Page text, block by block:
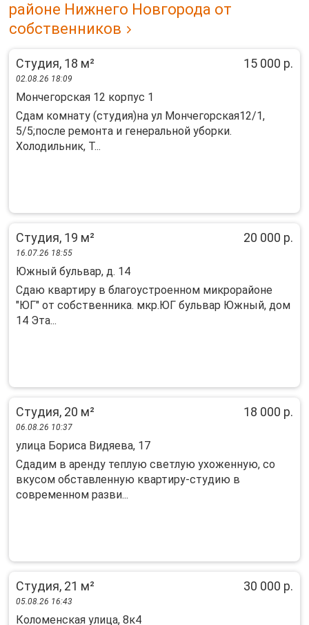
районе Нижнего Новгорода от
собственников
Студия, 18 м² 15 000 р.
02.08.26 18:09
Мончегорская 12 корпус 1
Сдам комнату (студия)на ул Мончегорская12/1,
5/5;после ремонта и генеральной уборки.
Холодильник, Т...
Студия, 19 м² 20 000 р.
16.07.26 18:55
Южный бульвар, д. 14
Сдаю квартиру в благоустроенном микрорайоне
"ЮГ" от собственника. мкр.ЮГ бульвар Южный, дом
14 Эта...
Студия, 20 м² 18 000 р.
06.08.26 10:37
улица Бориса Видяева, 17
Сдадим в аренду теплую светлую ухоженную, со
вкусом обставленную квартиру-студию в
современном разви...
Студия, 21 м² 30 000 р.
05.08.26 16:43
Коломенская улица, 8к4